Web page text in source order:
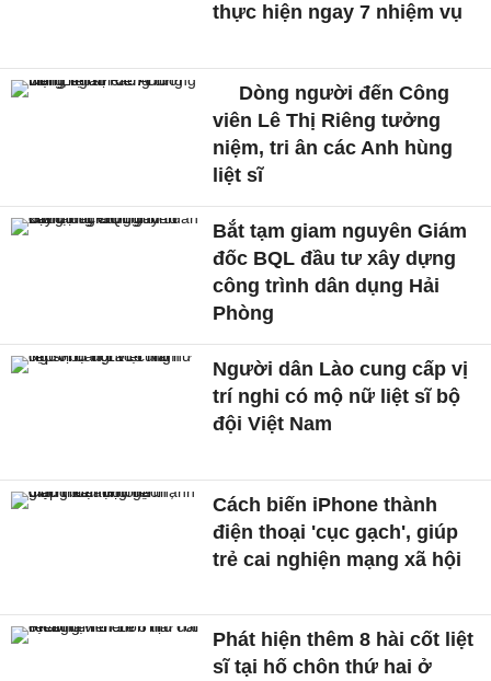
thực hiện ngay 7 nhiệm vụ
Dòng người đến Công
viên Lê Thị Riêng tưởng
niệm, tri ân các Anh hùng
liệt sĩ
Bắt tạm giam nguyên Giám
đốc BQL đầu tư xây dựng
công trình dân dụng Hải
Phòng
Người dân Lào cung cấp vị
trí nghi có mộ nữ liệt sĩ bộ
đội Việt Nam
Cách biến iPhone thành
điện thoại 'cục gạch', giúp
trẻ cai nghiện mạng xã hội
Phát hiện thêm 8 hài cốt liệt
sĩ tại hố chôn thứ hai ở